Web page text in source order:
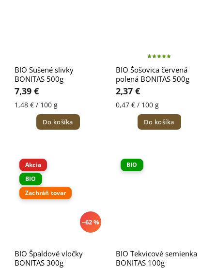
BIO Sušené slivky
BONITAS 500g
7,39 €
1,48 € / 100 g
Do košíka
BIO Šošovica červená
polená BONITAS 500g
2,37 €
0,47 € / 100 g
Do košíka
Akcia
BIO
Zachráň tovar
–62 %
BIO Špaldové vločky
BONITAS 300g
BIO
BIO Tekvicové semienka
BONITAS 100g